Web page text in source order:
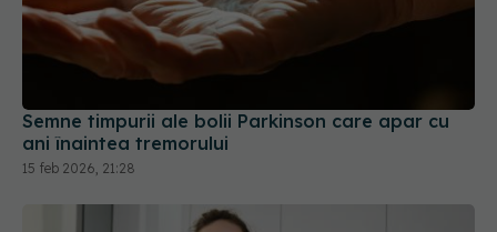
Semne timpurii ale bolii Parkinson care apar cu
ani înaintea tremorului